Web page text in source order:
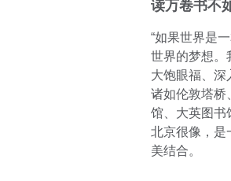
读万卷书不
“如果世界是
世界的梦想。
大饱眼福、深
诸如伦敦塔桥
馆、大英图书
北京很像，是
美结合。